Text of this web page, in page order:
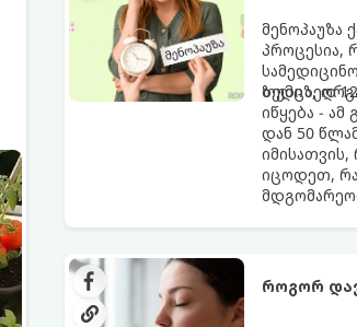
მენოპაუზა
პროცესია,
ზედიზედ
თუმცა,
იწყება -
დან 50
იცოდეთ, რა
როგორ